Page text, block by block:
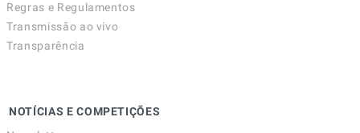
Regras e Regulamentos
Transmissão ao vivo
Transparência
NOTÍCIAS E COMPETIÇÕES